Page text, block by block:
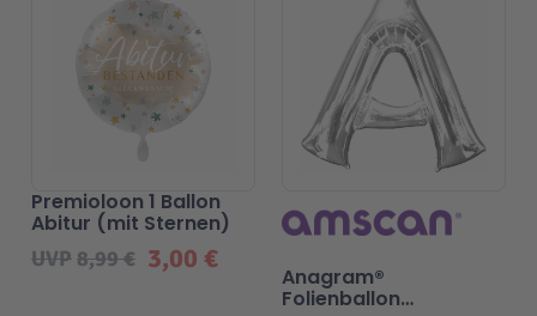
Seltene Artikel
LEGO® Blumen
3,00 €
UVP8,99 €
Premioloon 1 Ballon
Abitur (mit Sternen)
Anagram®
Folienballon